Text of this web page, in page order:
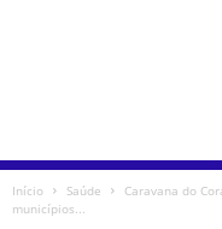
Início Saúde
Caravana do
municípios...